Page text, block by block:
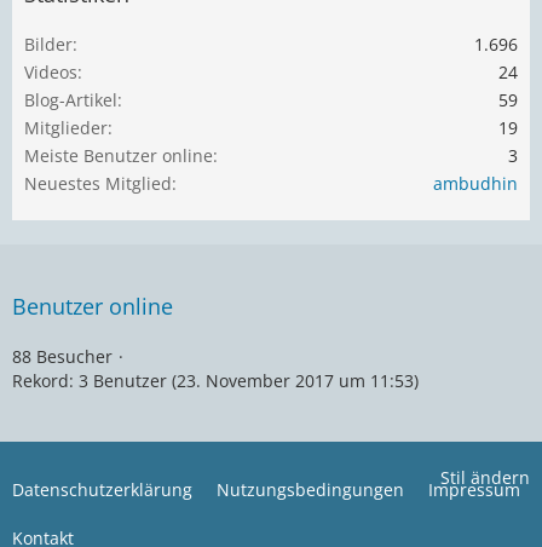
Bilder
1.696
Videos
24
Blog-Artikel
59
Mitglieder
19
Meiste Benutzer online
3
Neuestes Mitglied
ambudhin
Benutzer online
88 Besucher
Rekord: 3 Benutzer (23. November 2017 um 11:53)
Stil ändern
Datenschutzerklärung Nutzungsbedingungen Impressum
Kontakt